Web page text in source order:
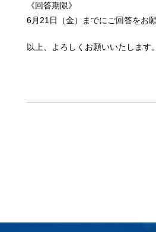
《回答期限》
6月21日（金）までにご回答をお
以上、よろしくお願いいたします。